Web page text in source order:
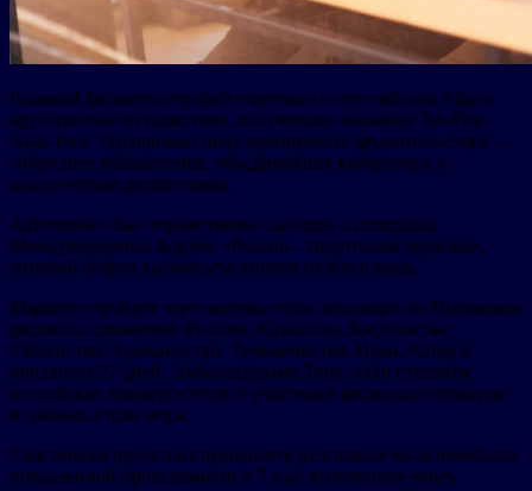
Главный фиджитал-трофей стартовал из российской Уфы в
кругосветное путешествие, получившее название Tro-Phy-
Gital-Tour. Тур призван популяризировать фиджитал-спорт —
гибридное направление, объединившее киберспорт и
классические дисциплины.
Автопробег был торжественно запущен с площадки
Международного форума «Россия – спортивная держава»,
который собрал тысячи участников со всего мира.
Маршрут пройдет через восемь стран, входящих во Всемирное
фиджитал движение: Россию, Казахстан, Кыргызстан,
Узбекистан, Таджикистан, Туркменистан, Иран, Катар и
продлится 27 дней. Амбассадорами Тура стали студенты
российских университетов и участники фиджитал-турниров
из разных стран мира.
Участникам предстоит преодолеть расстояние на автомобилях
повышенной проходимости в 7 тыс. километров через